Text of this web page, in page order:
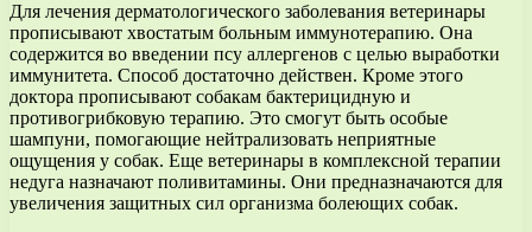
Для лечения дерматологического заболевания ветеринары
прописывают хвостатым больным иммунотерапию. Она
содержится во введении псу аллергенов с целью выработки
иммунитета. Способ достаточно действен. Кроме этого
доктора прописывают собакам бактерицидную и
противогрибковую терапию. Это смогут быть особые
шампуни, помогающие нейтрализовать неприятные
ощущения у собак. Еще ветеринары в комплексной терапии
недуга назначают поливитамины. Они предназначаются для
увеличения защитных сил организма болеющих собак.